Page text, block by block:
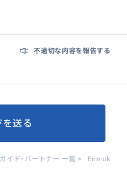
不適切な内容を報告する
送る
イド･パートナー 一覧 > Erin uk